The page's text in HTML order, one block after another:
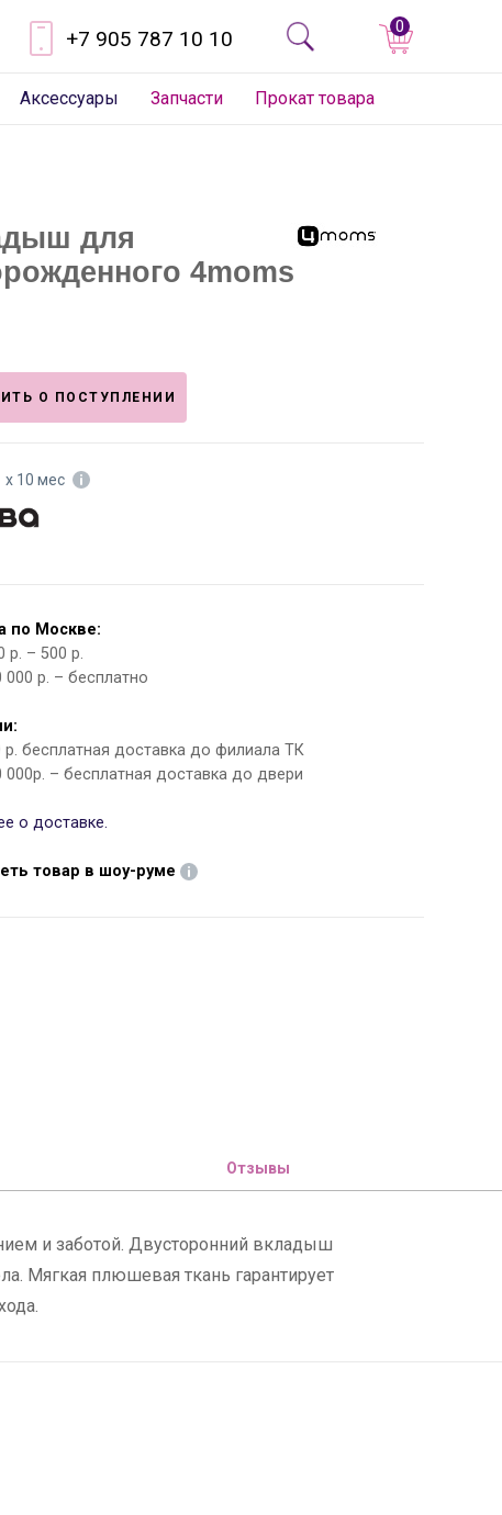
+7 905 787 10 10 0
Аксессуары Запчасти Прокат товара
для
4moms
О ПОСТУПЛЕНИИ
х 10 мес
по Москве:
р. – 500 р.
р. – бесплатно
р. бесплатная доставка до филиала ТК
– бесплатная доставка до двери
о доставке.
товар в шоу-руме
Отзывы
и заботой. Двусторонний вкладыш
Мягкая плюшевая ткань гарантирует